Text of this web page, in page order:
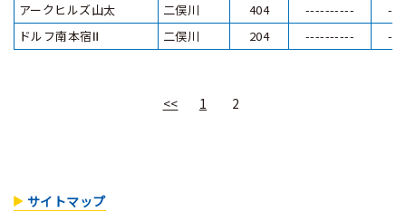
アークヒルズ山太
二俣川 404 ----------
ドルフ南本宿Ⅱ
二俣川 204 ----------
<< 1 2
サイトマップ